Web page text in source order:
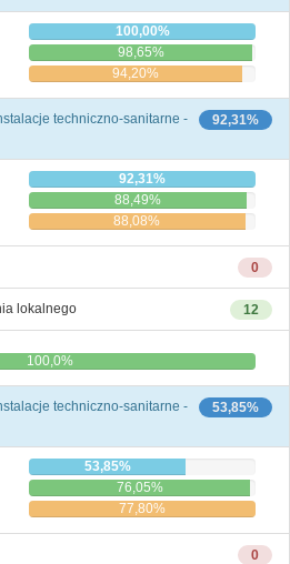
100,00%
98,65%
94,20%
92,31%
techniczno-sanitarne -
92,31%
88,49%
88,08%
0
12
lokalnego
100,0%
53,85%
techniczno-sanitarne -
53,85%
76,05%
77,80%
0